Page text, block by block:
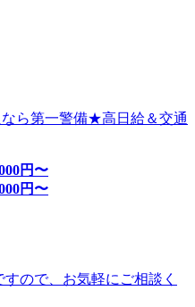
なら第一警備★高日給＆交通
円〜
円〜
ので、お気軽にご相談く